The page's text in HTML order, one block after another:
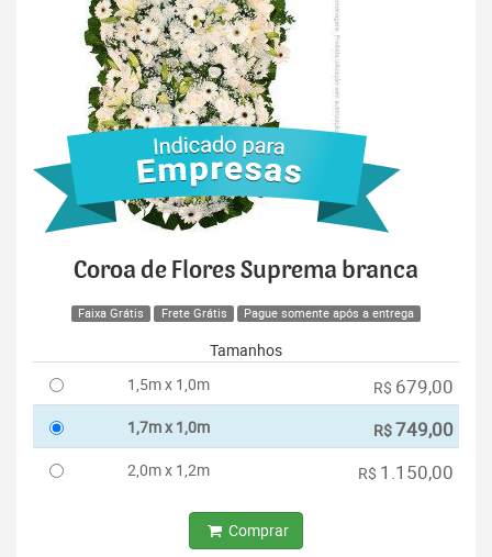
Coroa de Flores Suprema branca
Faixa Grátis Frete Grátis Pague somente após a entrega
Tamanhos
1,5m x 1,0m
R$ 679,00
1,7m x 1,0m R$749,00
2,0m x 1,2m R$ 1.150,00
Comprar